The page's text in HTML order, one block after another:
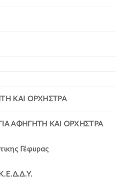
ΚΑΙ ΟΡΧΗΣΤΡΑ
ΑΦΗΓΗΤΗ ΚΑΙ ΟΡΧΗΣΤΡΑ
Γέφυρας